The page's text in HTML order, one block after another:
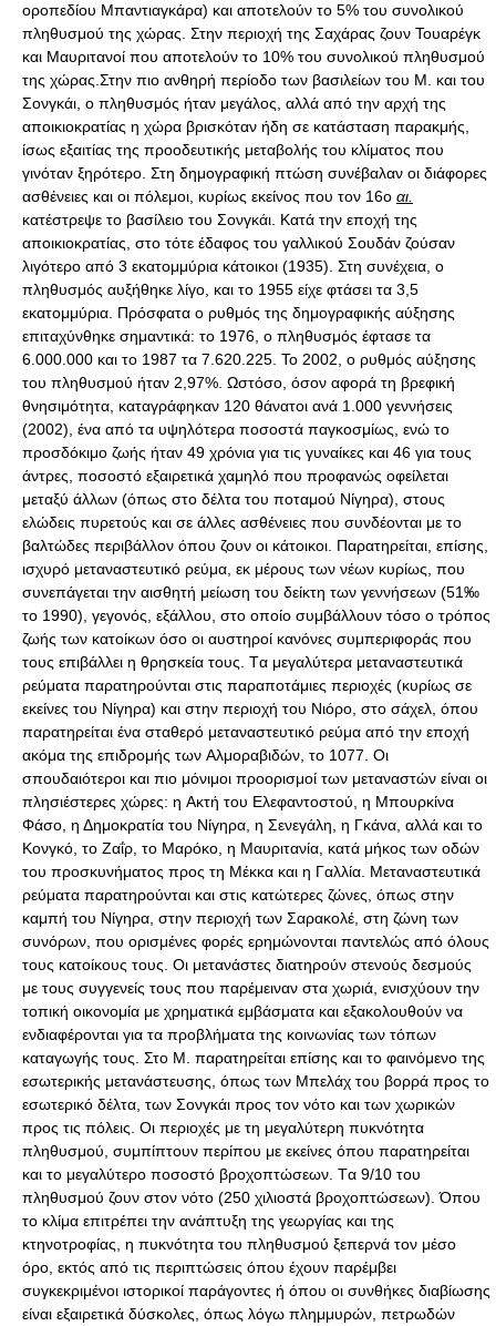
οροπεδίου Mπαντιαγκάρα) και αποτελούν το 5% του συνολικού
πληθυσμού της χώρας. Στην περιοχή της Σαχάρας ζουν Τουαρέγκ
και Μαυριτανοί που αποτελούν το 10% του συνολικού πληθυσμού
της χώρας.Στην πιο ανθηρή περίοδο των βασιλείων του Μ. και του
Σονγκάι, ο πληθυσμός ήταν μεγάλος, αλλά από την αρχή της
αποικιοκρατίας η χώρα βρισκόταν ήδη σε κατάσταση παρακμής,
ίσως εξαιτίας της προοδευτικής μεταβολής του κλίματος που
γινόταν ξηρότερο. Στη δημογραφική πτώση συνέβαλαν οι διάφορες
ασθένειες και οι πόλεμοι, κυρίως εκείνος που τον 16ο αι.
κατέστρεψε το βασίλειο του Σονγκάι. Κατά την εποχή της
αποικιοκρατίας, στο τότε έδαφος του γαλλικού Σουδάν ζούσαν
λιγότερο από 3 εκατομμύρια κάτοικοι (1935). Στη συνέχεια, ο
πληθυσμός αυξήθηκε λίγο, και το 1955 είχε φτάσει τα 3,5
εκατομμύρια. Πρόσφατα ο ρυθμός της δημογραφικής αύξησης
επιταχύνθηκε σημαντικά: το 1976, ο πληθυσμός έφτασε τα
6.000.000 και το 1987 τα 7.620.225. Το 2002, ο ρυθμός αύξησης
του πληθυσμού ήταν 2,97%. Ωστόσο, όσον αφορά τη βρεφική
θνησιμότητα, καταγράφηκαν 120 θάνατοι ανά 1.000 γεννήσεις
(2002), ένα από τα υψηλότερα ποσοστά παγκοσμίως, ενώ το
προσδόκιμο ζωής ήταν 49 χρόνια για τις γυναίκες και 46 για τους
άντρες, ποσοστό εξαιρετικά χαμηλό που προφανώς οφείλεται
μεταξύ άλλων (όπως στο δέλτα του ποταμού Nίγηρα), στους
ελώδεις πυρετούς και σε άλλες ασθένειες που συνδέονται με το
βαλτώδες περιβάλλον όπου ζουν οι κάτοικοι. Παρατηρείται, επίσης,
ισχυρό μεταναστευτικό ρεύμα, εκ μέρους των νέων κυρίως, που
συνεπάγεται την αισθητή μείωση του δείκτη των γεννήσεων (51‰
το 1990), γεγονός, εξάλλου, στο οποίο συμβάλλουν τόσο ο τρόπος
ζωής των κατοίκων όσο οι αυστηροί κανόνες συμπεριφοράς που
τους επιβάλλει η θρησκεία τους. Tα μεγαλύτερα μεταναστευτικά
ρεύματα παρατηρούνται στις παραποτάμιες περιοχές (κυρίως σε
εκείνες του Nίγηρα) και στην περιοχή του Nιόρο, στο σάχελ, όπου
παρατηρείται ένα σταθερό μεταναστευτικό ρεύμα από την εποχή
ακόμα της επιδρομής των Aλμοραβιδών, το 1077. Oι
σπουδαιότεροι και πιο μόνιμοι προορισμοί των μεταναστών είναι οι
πλησιέστερες χώρες: η Aκτή του Eλεφαντοστού, η Mπουρκίνα
Φάσο, η Δημοκρατία του Nίγηρα, η Σενεγάλη, η Γκάνα, αλλά και το
Kονγκό, το Zαΐρ, το Mαρόκο, η Mαυριτανία, κατά μήκος των οδών
του προσκυνήματος προς τη Mέκκα και η Γαλλία. Mεταναστευτικά
ρεύματα παρατηρούνται και στις κατώτερες ζώνες, όπως στην
καμπή του Nίγηρα, στην περιοχή των Σαρακολέ, στη ζώνη των
συνόρων, που ορισμένες φορές ερημώνονται παντελώς από όλους
τους κατοίκους τους. Oι μετανάστες διατηρούν στενούς δεσμούς
με τους συγγενείς τους που παρέμειναν στα χωριά, ενισχύουν την
τοπική οικονομία με χρηματικά εμβάσματα και εξακολουθούν να
ενδιαφέρονται για τα προβλήματα της κοινωνίας των τόπων
καταγωγής τους. Στο Μ. παρατηρείται επίσης και το φαινόμενο της
εσωτερικής μετανάστευσης, όπως των Mπελάχ του βορρά προς το
εσωτερικό δέλτα, των Σονγκάι προς τον νότο και των χωρικών
προς τις πόλεις. Oι περιοχές με τη μεγαλύτερη πυκνότητα
πληθυσμού, συμπίπτουν περίπου με εκείνες όπου παρατηρείται
και το μεγαλύτερο ποσοστό βροχοπτώσεων. Tα 9/10 του
πληθυσμού ζουν στον νότο (250 χιλιοστά βροχοπτώσεων). Όπου
το κλίμα επιτρέπει την ανάπτυξη της γεωργίας και της
κτηνοτροφίας, η πυκνότητα του πληθυσμού ξεπερνά τον μέσο
όρο, εκτός από τις περιπτώσεις όπου έχουν παρέμβει
συγκεκριμένοι ιστορικοί παράγοντες ή όπου οι συνθήκες διαβίωσης
είναι εξαιρετικά δύσκολες, όπως λόγω πλημμυρών, πετρωδών